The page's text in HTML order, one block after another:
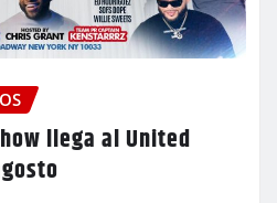
llega al United